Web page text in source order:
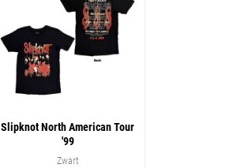
Slipknot North American Tour
'99
Zwart